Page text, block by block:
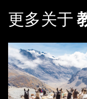
更多关于